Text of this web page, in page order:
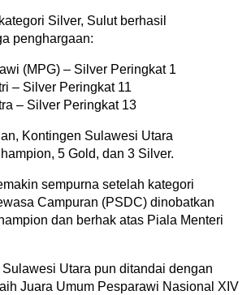
Silver, Sulut berhasil
penghargaan:
(MPG) – Silver Peringkat 1
– Silver Peringkat 11
– Silver Peringkat 13
Kontingen Sulawesi Utara
5 Gold, dan 3 Silver.
sempurna setelah kategori
Campuran (PSDC) dinobatkan
dan berhak atas Piala Menteri
Utara pun ditandai dengan
Juara Umum Pesparawi Nasional XIV